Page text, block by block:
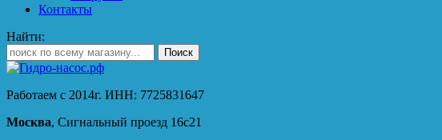
Контакты
Найти:
Работаем с 2014г. ИНН: 7725831647
Москва, Сигнальный проезд 16с21